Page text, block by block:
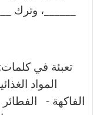
، وترك
تعبئة في كلمات
المواد
الفاكهة - الفطائر